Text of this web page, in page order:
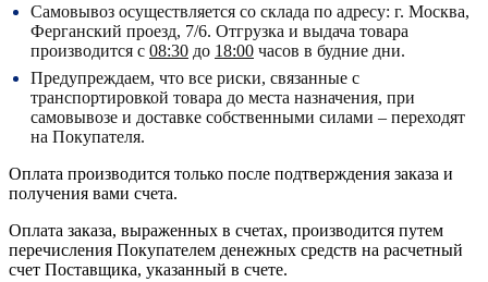
Самовывоз осуществляется со склада по адресу: г. Москва,
Ферганский проезд, 7/6. Отгрузка и выдача товара
производится с 08:30 до 18:00 часов в будние дни.
Предупреждаем, что все риски, связанные с
транспортировкой товара до места назначения, при
самовывозе и доставке собственными силами – переходят
на Покупателя.
Оплата производится только после подтверждения заказа и
получения вами счета.
Оплата заказа, выраженных в счетах, производится путем
перечисления Покупателем денежных средств на расчетный
счет Поставщика, указанный в счете.